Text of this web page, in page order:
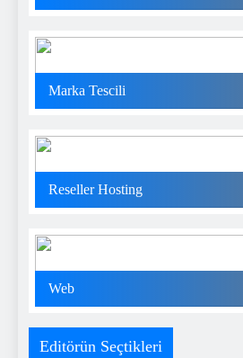
Marka Tescili
Reseller Hosting
Web
Editörün Seçtikleri